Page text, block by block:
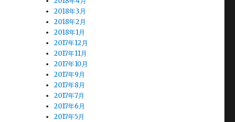
2018年3月
2018年2月
2018年1月
2017年12月
2017年11月
2017年10月
2017年9月
2017年8月
2017年7月
2017年6月
2017年5月